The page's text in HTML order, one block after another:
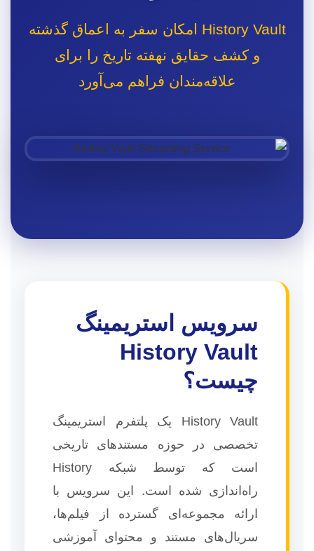
History Vault امکان سفر به اعماق گذشته
و کشف حقایق نهفته تاریخ را برای
علاقه‌مندان فراهم می‌آورد
سرویس استریمینگ
History Vault
چیست؟
History Vault یک پلتفرم استریمینگ
تخصصی در حوزه مستندهای تاریخی
است که توسط شبکه History
راه‌اندازی شده است. این سرویس با
ارائه مجموعه‌ای گسترده از فیلم‌ها،
سریال‌های مستند و محتوای آموزشی